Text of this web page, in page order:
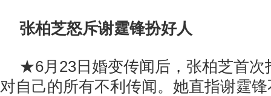
张柏芝怒斥谢霆锋扮好人
★6月23日婚变传闻后，张柏芝首次
对自己的所有不利传闻。她直指谢霆锋